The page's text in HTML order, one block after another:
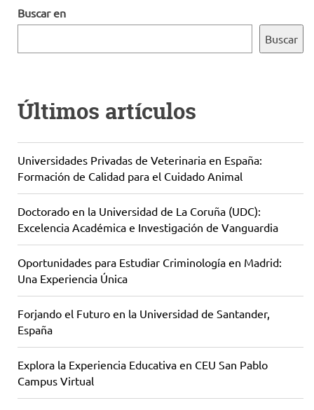
Buscar en
Buscar
Últimos artículos
Universidades Privadas de Veterinaria en España:
Formación de Calidad para el Cuidado Animal
Doctorado en la Universidad de La Coruña (UDC):
Excelencia Académica e Investigación de Vanguardia
Oportunidades para Estudiar Criminología en Madrid:
Una Experiencia Única
Forjando el Futuro en la Universidad de Santander,
España
Explora la Experiencia Educativa en CEU San Pablo
Campus Virtual